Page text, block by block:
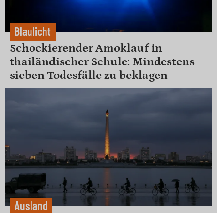
Blaulicht
Schockierender Amoklauf in
thailändischer Schule: Mindestens
sieben Todesfälle zu beklagen
Ausland